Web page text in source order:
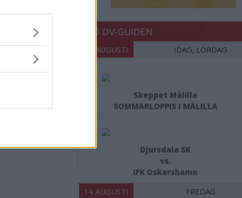
DV-GUIDEN
08 AUGUSTI IDAG, LÖRDAG
Skeppet Målilla
SOMMARLOPPIS I MÅLILLA
Djursdala SK
vs.
IFK Oskarshamn
14 AUGUSTI FREDAG